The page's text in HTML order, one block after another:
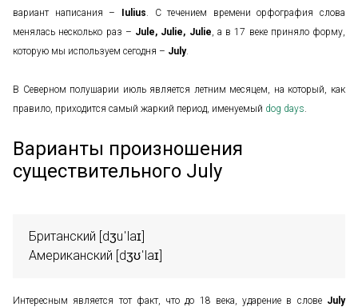
вариант написания – Iulius . С течением времени орфография слова
менялась несколько раз – Jule, Julie, Julie , а в 17 веке приняло форму,
которую мы используем сегодня – July.
В Северном полушарии июль является летним месяцем, на который, как
правило, приходится самый жаркий период, именуемый dog days
Варианты произношения
существительного July
Британский [dʒuˈlaɪ]
Американский [dʒʊˈlaɪ]
Интересным является тот факт, что до 18 века, ударение в слове July